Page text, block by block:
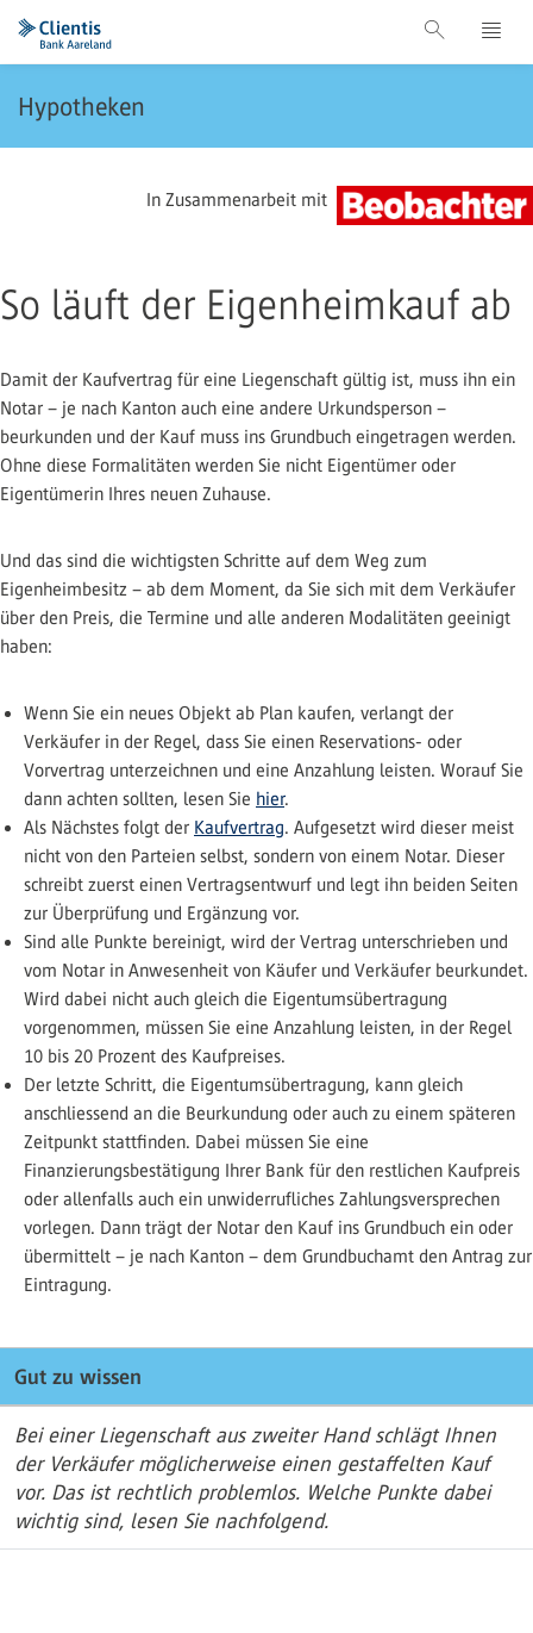
Hypotheken
In Zusammenarbeit mit
So läuft der Eigenheimkauf ab
Damit der Kaufvertrag für eine Liegenschaft gültig ist, muss ihn ein
Notar – je nach Kanton auch eine andere Urkundsperson –
beurkunden und der Kauf muss ins Grundbuch eingetragen werden.
Ohne diese Formalitäten werden Sie nicht Eigentümer oder
Eigentümerin Ihres neuen Zuhause.
Und das sind die wichtigsten Schritte auf dem Weg zum
Eigenheimbesitz – ab dem Moment, da Sie sich mit dem Verkäufer
über den Preis, die Termine und alle anderen Modalitäten geeinigt
haben:
Wenn Sie ein neues Objekt ab Plan kaufen, verlangt der
Verkäufer in der Regel, dass Sie einen Reservations- oder
Vorvertrag unterzeichnen und eine Anzahlung leisten. Worauf Sie
dann achten sollten, lesen Sie hier.
Als Nächstes folgt der Kaufvertrag. Aufgesetzt wird dieser meist
nicht von den Parteien selbst, sondern von einem Notar. Dieser
schreibt zuerst einen Vertragsentwurf und legt ihn beiden Seiten
zur Überprüfung und Ergänzung vor.
Sind alle Punkte bereinigt, wird der Vertrag unterschrieben und
vom Notar in Anwesenheit von Käufer und Verkäufer beurkundet.
Wird dabei nicht auch gleich die Eigentumsübertragung
vorgenommen, müssen Sie eine Anzahlung leisten, in der Regel
10 bis 20 Prozent des Kaufpreises.
Der letzte Schritt, die Eigentumsübertragung, kann gleich
anschliessend an die Beurkundung oder auch zu einem späteren
Zeitpunkt stattfinden. Dabei müssen Sie eine
Finanzierungsbestätigung Ihrer Bank für den restlichen Kaufpreis
oder allenfalls auch ein unwiderrufliches Zahlungsversprechen
vorlegen. Dann trägt der Notar den Kauf ins Grundbuch ein oder
übermittelt – je nach Kanton – dem Grundbuchamt den Antrag zur
Eintragung.
Gut zu wissen
Bei einer Liegenschaft aus zweiter Hand schlägt Ihnen
der Verkäufer möglicherweise einen gestaffelten Kauf
vor. Das ist rechtlich problemlos. Welche Punkte dabei
wichtig sind, lesen Sie nachfolgend.